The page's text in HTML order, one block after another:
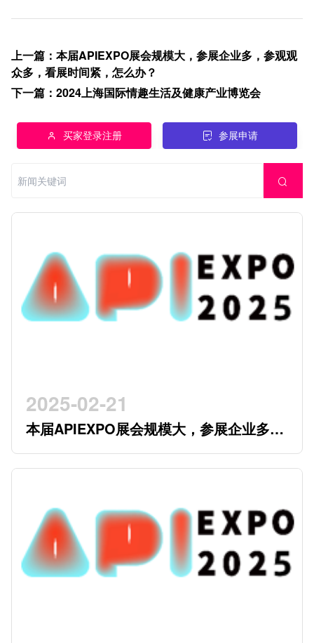
上一篇 ： 本届APIEXPO展会规模大，参展企业多，参观观
众多，看展时间紧，怎么办？
下一篇 ： 2024上海国际情趣生活及健康产业博览会
买家登录注册 参展申请
2025-02-21
本届APIEXPO展会规模大，参展企业多，
参观观众多，看展时间紧，怎么办？